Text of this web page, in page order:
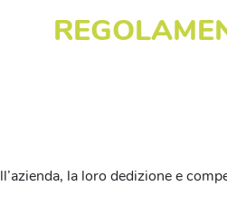
la loro dedizione e